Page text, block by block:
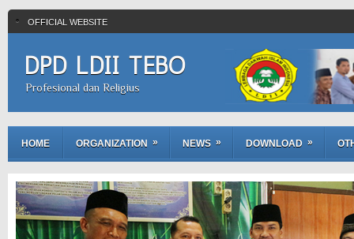
OFFICIAL WEBSITE
DPD LDII TEBO
Profesional dan Religius
HOME ORGANIZATION » NEWS » DOWNLOAD »